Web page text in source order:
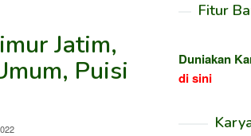
Jatim,
Puisi
Fitur
Duniakan
di sini